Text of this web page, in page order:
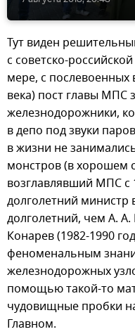
Тут виден
с советско-
мере, с послевоенных
века) пост главы МПС
железнодорожники,
в депо под звуки
в жизни не
монстров (в хорошем
возглавлявший МПС с
долголетний министр
долголетний, чем А.
Конарев (1982-1990
феноменальным
железнодорожных
помощью такой-то
чудовищные пробки
Главном.